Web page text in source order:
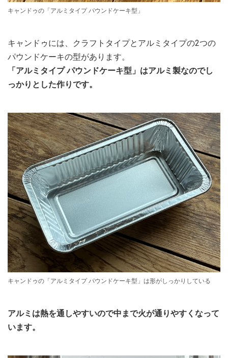
キャンドゥの「アルミタイプ パウンドケーキ型」
キャンドゥには、クラフトタイプとアルミタイプの2つの
パウンドケーキの型があります。
「アルミタイプ パウンドケーキ型」はアルミ製なのでし
っかりとした作りです。
キャンドゥの「アルミタイプ パウンドケーキ型」は形がしっかりしている
アルミは熱を通しやすいので中まで火が通りやすくなって
います。